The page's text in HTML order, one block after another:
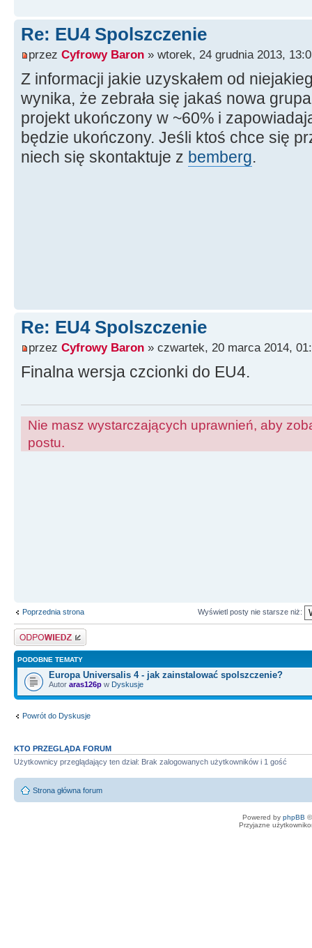
Re: EU4 Spolszczenie
przez Cyfrowy Baron » wtorek, 24 grudnia 2013,
Z informacji jakie uzyskałem od
wynika, że zebrała się jakaś nowa
projekt ukończony w ~60% i
będzie ukończony. Jeśli ktoś chce się
niech się skontaktuje z bemberg.
Re: EU4 Spolszczenie
przez Cyfrowy Baron » czwartek, 20 marca 2014,
Finalna wersja czcionki do EU4.
Nie masz wystarczających uprawnień, aby
postu.
Poprzednia strona Wyświetl posty nie starsze niż:
Odpowiedz
PODOBNE TEMATY
Europa Universalis 4 - jak zainstalować spolszczenie?
Autor aras126p w Dyskusje
Powrót do Dyskusje
KTO PRZEGLĄDA FORUM
Użytkownicy przeglądający ten dział: Brak zalogowanych użytkowników i 1 gość
Strona główna forum
Powered by phpBB
Przyjazne